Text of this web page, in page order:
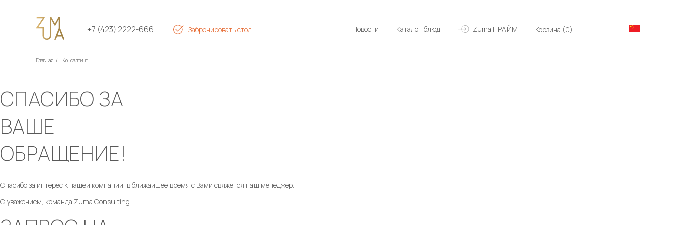
+7 (423) 2222-666 Забронировать стол Zuma ПРАЙМ
Каталог блюд
Новости Корзина (0)
Главная / Консалтинг
СПАСИБО ЗА
ВАШЕ
ОБРАЩЕНИЕ!
Спасибо за интерес к нашей компании, в ближайшее время с Вами свяжется наш менеджер.
С уважением, команда Zuma Consulting.